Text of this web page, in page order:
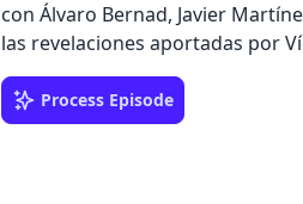
con Álvaro Bernad, Javier
las revelaciones aportadas por
del PSOE, además analizarán
inmigrantes. Escucha el
el catálogo de iVoox Originals
Process Episode